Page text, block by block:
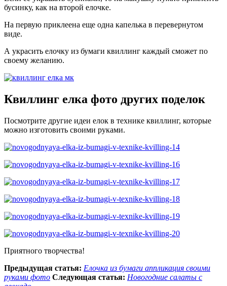
бусинку, как на второй елочке.
На первую приклеена еще одна капелька в перевернутом
виде.
А украсить елочку из бумаги квиллинг каждый сможет по
своему желанию.
Квиллинг елка фото других поделок
Посмотрите другие идеи елок в технике квиллинг, которые
можно изготовить своими руками.
Приятного творчества!
Предыдущая статья: Елочка из бумаги аппликация своими
руками фото Следующая статья: Новогодние салаты с